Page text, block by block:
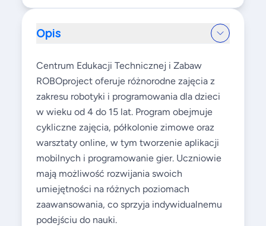
Opis
Centrum Edukacji Technicznej i Zabaw
ROBOproject oferuje różnorodne zajęcia z
zakresu robotyki i programowania dla dzieci
w wieku od 4 do 15 lat. Program obejmuje
cykliczne zajęcia, półkolonie zimowe oraz
warsztaty online, w tym tworzenie aplikacji
mobilnych i programowanie gier. Uczniowie
mają możliwość rozwijania swoich
umiejętności na różnych poziomach
zaawansowania, co sprzyja indywidualnemu
podejściu do nauki.